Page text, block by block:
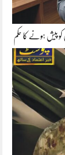
کو پیش ہونے کا حکم